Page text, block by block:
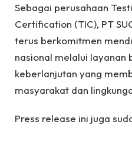
Sebagai perusahaan
Certification (TIC), PT
terus berkomitmen
nasional melalui layanan
keberlanjutan yang
masyarakat dan
Press release ini juga